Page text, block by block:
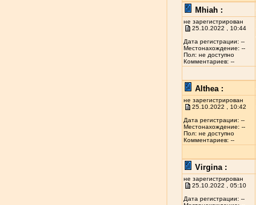
Mhiah :
не зарегистрирован
25.10.2022 , 10:44
Дата регистрации: --
Местонахождение: --
Пол: не доступно
Комментариев: --
Althea :
не зарегистрирован
25.10.2022 , 10:42
Дата регистрации: --
Местонахождение: --
Пол: не доступно
Комментариев: --
Virgina :
не зарегистрирован
25.10.2022 , 05:10
Дата регистрации: --